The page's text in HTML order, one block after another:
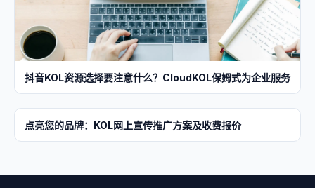
抖音KOL资源选择要注意什么？CloudKOL保姆式为企业服务
点亮您的品牌：KOL网上宣传推广方案及收费报价